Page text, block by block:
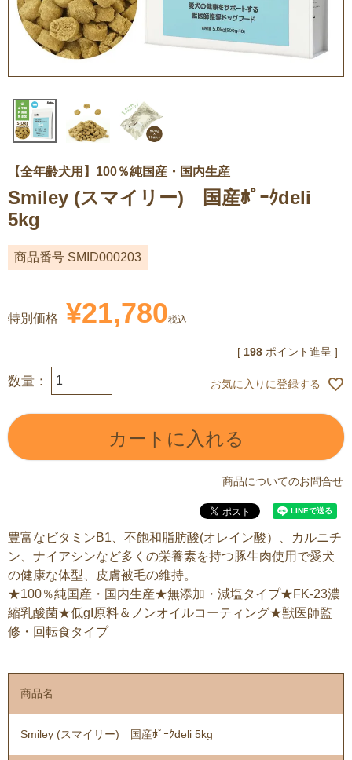
【全年齢犬用】100％純国産・国内生産
Smiley (スマイリー) 国産ﾎﾟｰｸdeli
5kg
商品番号 SMID000203
特別価格 ¥21,780税込
[ 198 ポイント進呈 ]
お気に入りに登録する
カートに入れる
商品についてのお問合せ
豊富なビタミンB1、不飽和脂肪酸(オレイン酸）、カルニチ
ン、ナイアシンなど多くの栄養素を持つ豚生肉使用で愛犬
の健康な体型、皮膚被毛の維持。
★100％純国産・国内生産★無添加・減塩タイプ★FK-23濃
縮乳酸菌★低gI原料＆ノンオイルコーティング★獣医師監
修・回転食タイプ
商品名
Smiley (スマイリー) 国産ﾎﾟｰｸdeli 5kg